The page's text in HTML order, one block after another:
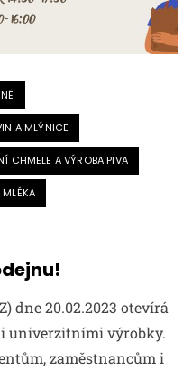
A MLÝNICE
CHMELE A VÝROBA PIVA
dne 20.02.2023 otevírá
univerzitními výrobky.
zaměstnancům i